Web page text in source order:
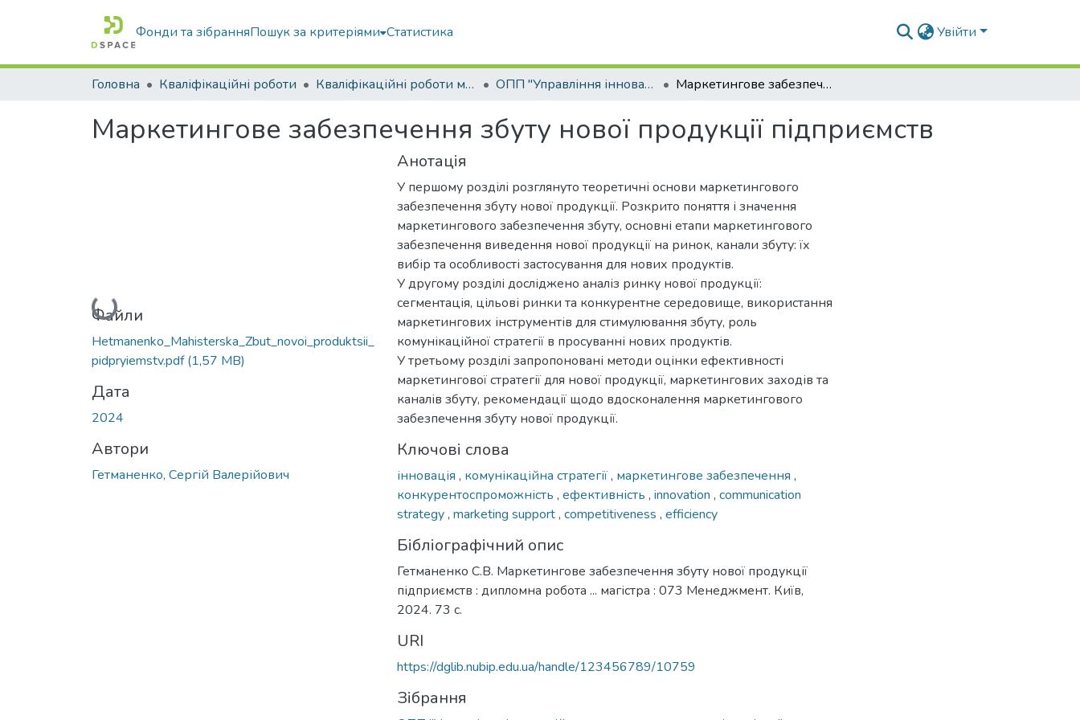
Фонди та зібранняПошук за критеріями Статистика Увійти
Головна Кваліфікаційні роботи Кваліфікаційні роботи магістрів ОПП "Управління інноваційною та консалтинговою діяльністю" Маркетингове забезпечення збуту нової продукції підприємств
Маркетингове забезпечення збуту нової продукції підприємств
Вантажиться...
Файли
Hetmanenko_Mahisterska_Zbut_novoi_produktsii_
pidpryiemstv.pdf(1,57 MB)
Дата
2024
Автори
Гетманенко, Сергій Валерійович
Анотація
У першому розділі розглянуто теоретичні основи маркетингового
забезпечення збуту нової продукції. Розкрито поняття і значення
маркетингового забезпечення збуту, основні етапи маркетингового
забезпечення виведення нової продукції на ринок, канали збуту: їх
вибір та особливості застосування для нових продуктів.
У другому розділі досліджено аналіз ринку нової продукції:
сегментація, цільові ринки та конкурентне середовище, використання
маркетингових інструментів для стимулювання збуту, роль
комунікаційної стратегії в просуванні нових продуктів.
У третьому розділі запропоновані методи оцінки ефективності
маркетингової стратегії для нової продукції, маркетингових заходів та
каналів збуту, рекомендації щодо вдосконалення маркетингового
забезпечення збуту нової продукції.
Ключові слова
інновація , комунікаційна стратегії, маркетингове забезпечення ,
конкурентоспроможність , ефективність , innovation , communication
strategy, marketing support, competitiveness , efficiency
Бібліографічний опис
Гетманенко С.В. Маркетингове забезпечення збуту нової продукції
підприємств : дипломна робота ... магістра : 073 Менеджмент. Київ,
2024. 73 с.
URI
https://dglib.nubip.edu.ua/handle/123456789/10759
Зібрання